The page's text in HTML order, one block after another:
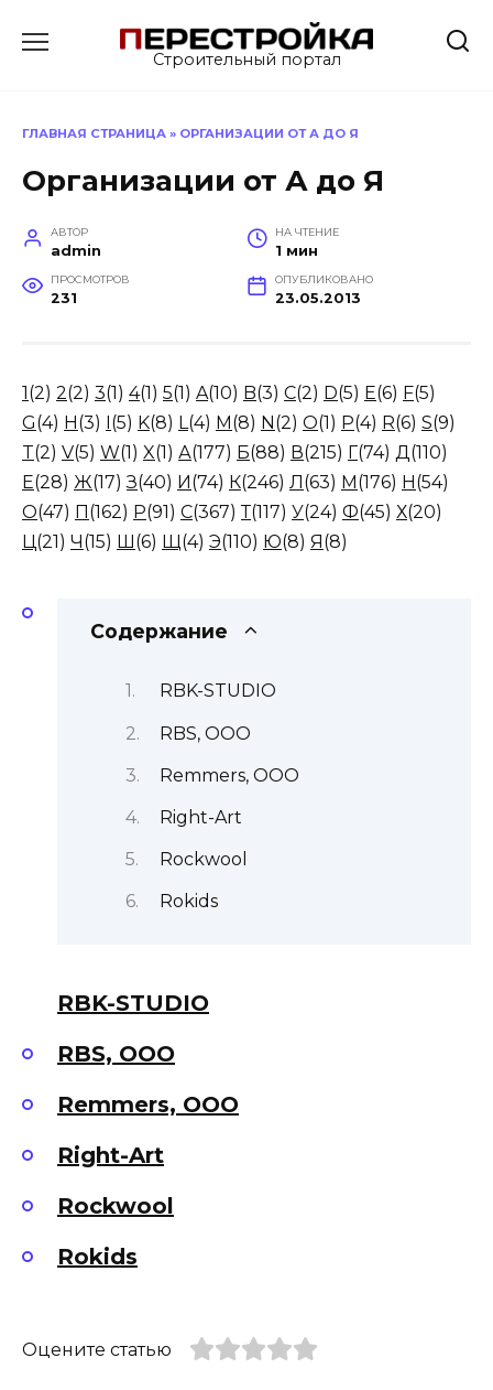
Строительный портал
ГЛАВНАЯ СТРАНИЦА » ОРГАНИЗАЦИИ ОТ А ДО Я
Организации от А до Я
АВТОР
admin
НА ЧТЕНИЕ
1 мин
ПРОСМОТРОВ
231
ОПУБЛИКОВАНО
23.05.2013
1(2) 2(2) 3(1) 4(1) 5(1) A(10) B(3) C(2) D(5) E(6) F(5)
G(4) H(3) I(5) K(8) L (4) M(8) N(2) O(1) P(4) R(6) S(9)
T(2) V(5) W(1) X(1) А(177) Б(88) В(215) Г(74) Д (110)
Е(28) Ж(17) З(40) И(74) К(246) Л(63) М(176) Н(54)
О(47) П(162) Р(91) С(367) Т(117) У(24) Ф(45) Х(20)
Ц(21) Ч(15) Ш(6) Щ(4) Э(110) Ю(8) Я(8)
Содержание
RBK-STUDIO
RBS, ООО
Remmers, ООО
Right-Art
Rockwool
Rokids
RBK-STUDIO
RBS, ООО
Remmers, ООО
Right-Art
Rockwool
Rokids
Оцените статью